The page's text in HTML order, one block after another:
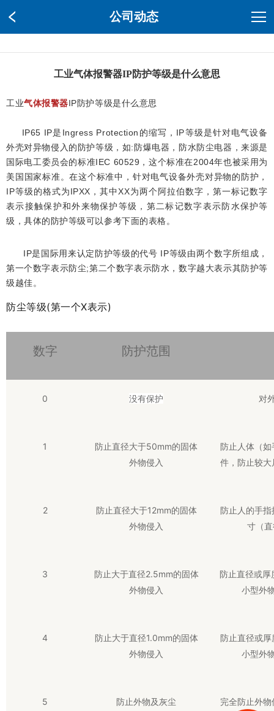
公司动态
工业气体报警器IP防护等级是什么意思
工业气体报警器IP防护等级是什么意思
IP65 IP是Ingress Protection的缩写，IP等级是针对电气设备
外壳对异物侵入的防护等级，如:防爆电器，防水防尘电器，来源是
国际电工委员会的标准IEC 60529，这个标准在2004年也被采用为
美国国家标准。在这个标准中，针对电气设备外壳对异物的防护，
IP等级的格式为IPXX，其中XX为两个阿拉伯数字，第一标记数字
表示接触保护和外来物保护等级，第二标记数字表示防水保护等
级，具体的防护等级可以参考下面的表格。
IP是国际用来认定防护等级的代号 IP等级由两个数字所组成，
第一个数字表示防尘;第二个数字表示防水，数字越大表示其防护等
级越佳。
防尘等级(第一个X表示)
数字 防护范围
0 没有保护 对
1
防止直径大于50mm的固体
外物侵入
防止人体（
件，防止较
2
防止直径大于12mm的固体
外物侵入
防止人的手
寸（
3
防止大于直径2.5mm的固体
外物侵入
防止直径或
小型外
4
防止大于直径1.0mm的固体
外物侵入
防止直径或
小型外
5 防止外物及灰尘
完全防止外